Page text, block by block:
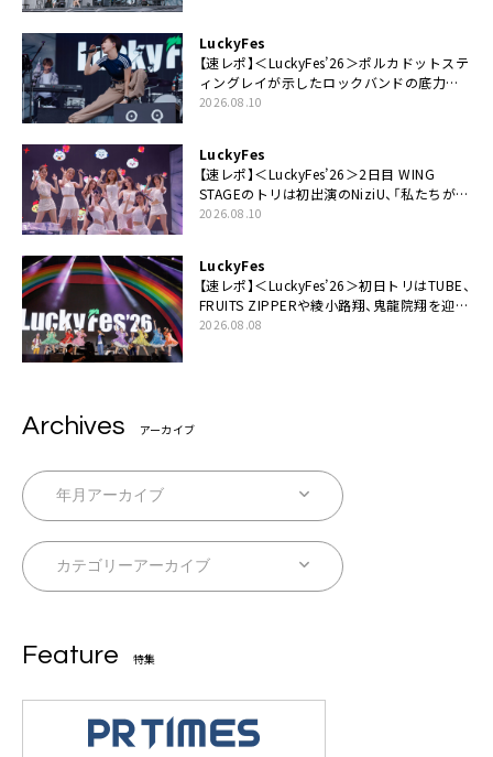
LuckyFes
【速レポ】＜LuckyFes’26＞ポルカドットステ
ィングレイが示したロックバンドの底力
「LuckyFesのマスコットキャラクターである
2026.08.10
LuckyFes
【速レポ】＜LuckyFes’26＞2日目 WING
STAGEのトリは初出演のNiziU、「私たちが最
高の夏の思い出にしてみせます」
2026.08.10
LuckyFes
【速レポ】＜LuckyFes’26＞初日トリはTUBE、
FRUITS ZIPPERや綾小路翔、鬼龍院翔を迎え
た豪華コラボも「知ってたらぜひ一緒に歌っ
2026.08.08
Archives アーカイブ
Feature 特集